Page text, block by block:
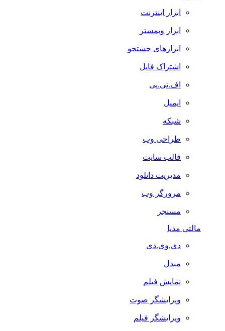
ابزار اینترنت
ابزار وبمستر
ابزارهای جستجو
اشتراک فایل
اف.تی.پی
ایمیل
شبکه
طراحی وب
قالب سایت
مدیریت دانلود
مرورگر وب
مسنجر
مالتی مدیا
دی.وی.دی
مبدل
نمایش فیلم
ویرایشگر صوت
ویرایشگر فیلم